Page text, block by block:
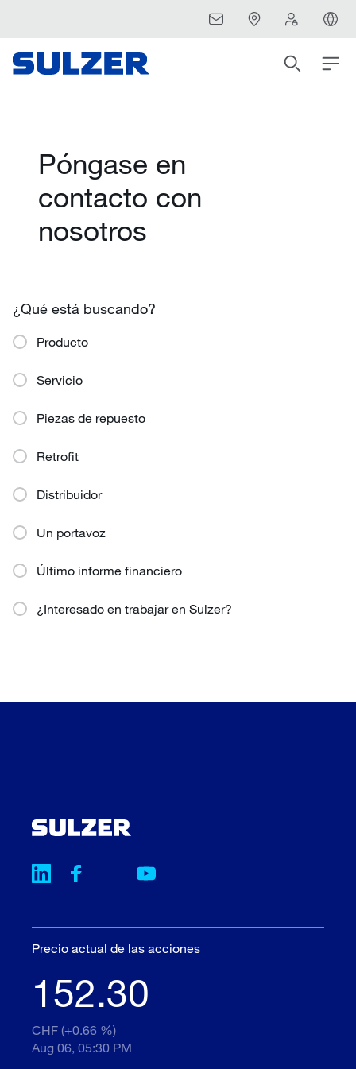
Póngase en
contacto con
nosotros
¿Qué está buscando?
Producto
Servicio
Piezas de repuesto
Retrofit
Distribuidor
Un portavoz
Último informe financiero
¿Interesado en trabajar en Sulzer?
Precio actual de las acciones
152.30
CHF (+0.66 %)
Aug 06, 05:30 PM